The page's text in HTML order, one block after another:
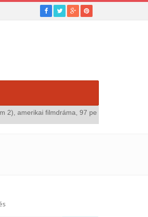
filmdráma, 97 perc" megnézem...